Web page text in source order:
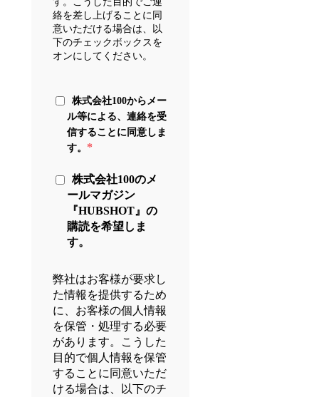
絡を差し上げることに同
意いただける場合は、以
下のチェックボックスを
オンにしてください。
株式会社100からメー
ル等による、連絡を受
信することに同意しま
す。 *
株式会社100のメ
ールマガジン
『HUBSHOT』の
購読を希望しま
す。
弊社はお客様が要求し
た情報を提供するため
に、お客様の個人情報
を保管・処理する必要
があります。こうした
目的で個人情報を保管
することに同意いただ
ける場合は、以下のチ